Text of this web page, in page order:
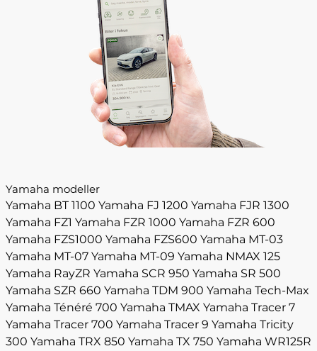
Yamaha modeller
Yamaha BT 1100 Yamaha FJ 1200 Yamaha FJR 1300
Yamaha FZ1 Yamaha FZR 1000 Yamaha FZR 600
Yamaha FZS1000 Yamaha FZS600 Yamaha MT-03
Yamaha MT-07 Yamaha MT-09 Yamaha NMAX 125
Yamaha RayZR Yamaha SCR 950 Yamaha SR 500
Yamaha SZR 660 Yamaha TDM 900 Yamaha Tech-Max
Yamaha Ténéré 700 Yamaha TMAX Yamaha Tracer 7
Yamaha Tracer 700 Yamaha Tracer 9 Yamaha Tricity
300 Yamaha TRX 850 Yamaha TX 750 Yamaha WR125R